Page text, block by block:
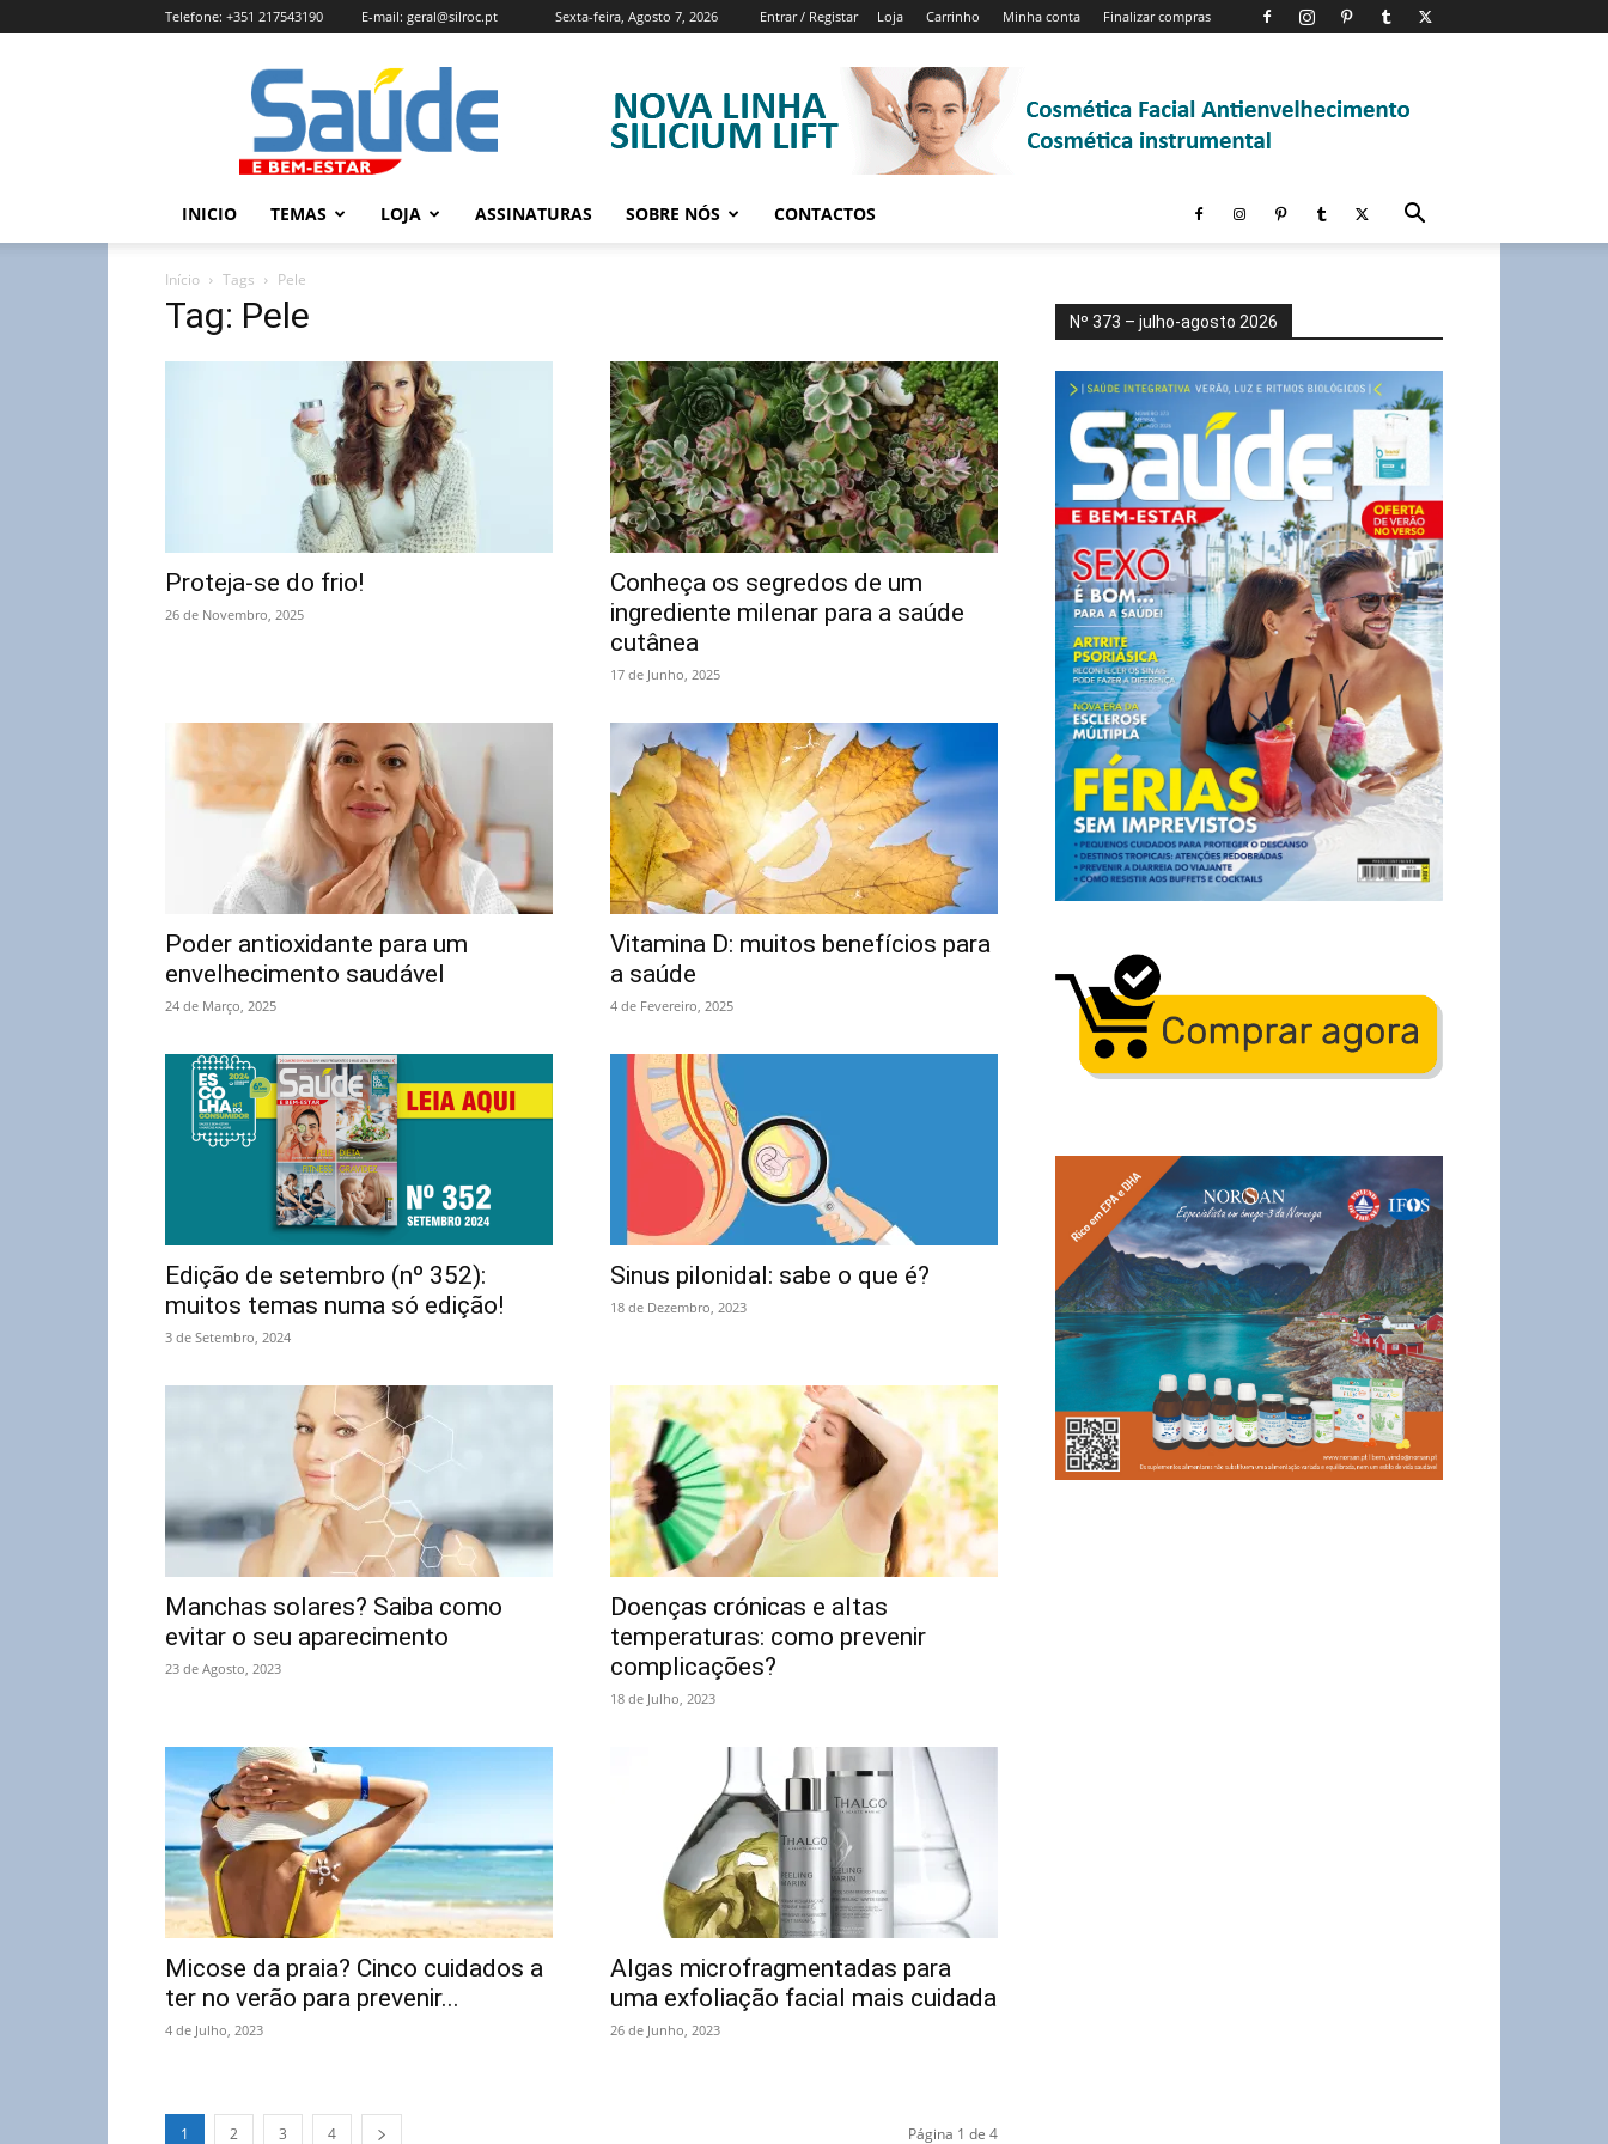
Sexta-feira, Agosto 7, 2026 Entrar / Registar Loja Carrinho Minha conta Finalizar compras
Telefone: +351 217543190 E-mail: geral@silroc.pt
Revista
Saúde
e
Bem
Estar
Edição
INICIO TEMAS LOJA ASSINATURAS SOBRE NÓS CONTACTOS
Início Tags Pele
Tag: Pele
Proteja-se do frio!
26 de Novembro, 2025
Conheça os segredos de um
ingrediente milenar para a saúde
cutânea
17 de Junho, 2025
Poder antioxidante para um
envelhecimento saudável
24 de Março, 2025
Vitamina D: muitos benefícios para
a saúde
4 de Fevereiro, 2025
Edição de setembro (nº 352):
muitos temas numa só edição!
3 de Setembro, 2024
Sinus pilonidal: sabe o que é?
18 de Dezembro, 2023
Manchas solares? Saiba como
evitar o seu aparecimento
23 de Agosto, 2023
Doenças crónicas e altas
temperaturas: como prevenir
complicações?
18 de Julho, 2023
Micose da praia? Cinco cuidados a
ter no verão para prevenir...
4 de Julho, 2023
Algas microfragmentadas para
uma exfoliação facial mais cuidada
26 de Junho, 2023
1 2 3 4 Página 1 de 4
Nº 373 – julho-agosto 2026